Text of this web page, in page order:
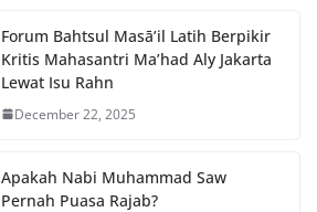
Forum Bahtsul Masā’il Latih Berpikir
Kritis Mahasantri Ma’had Aly Jakarta
Lewat Isu Rahn
December 22, 2025
Apakah Nabi Muhammad Saw
Pernah Puasa Rajab?